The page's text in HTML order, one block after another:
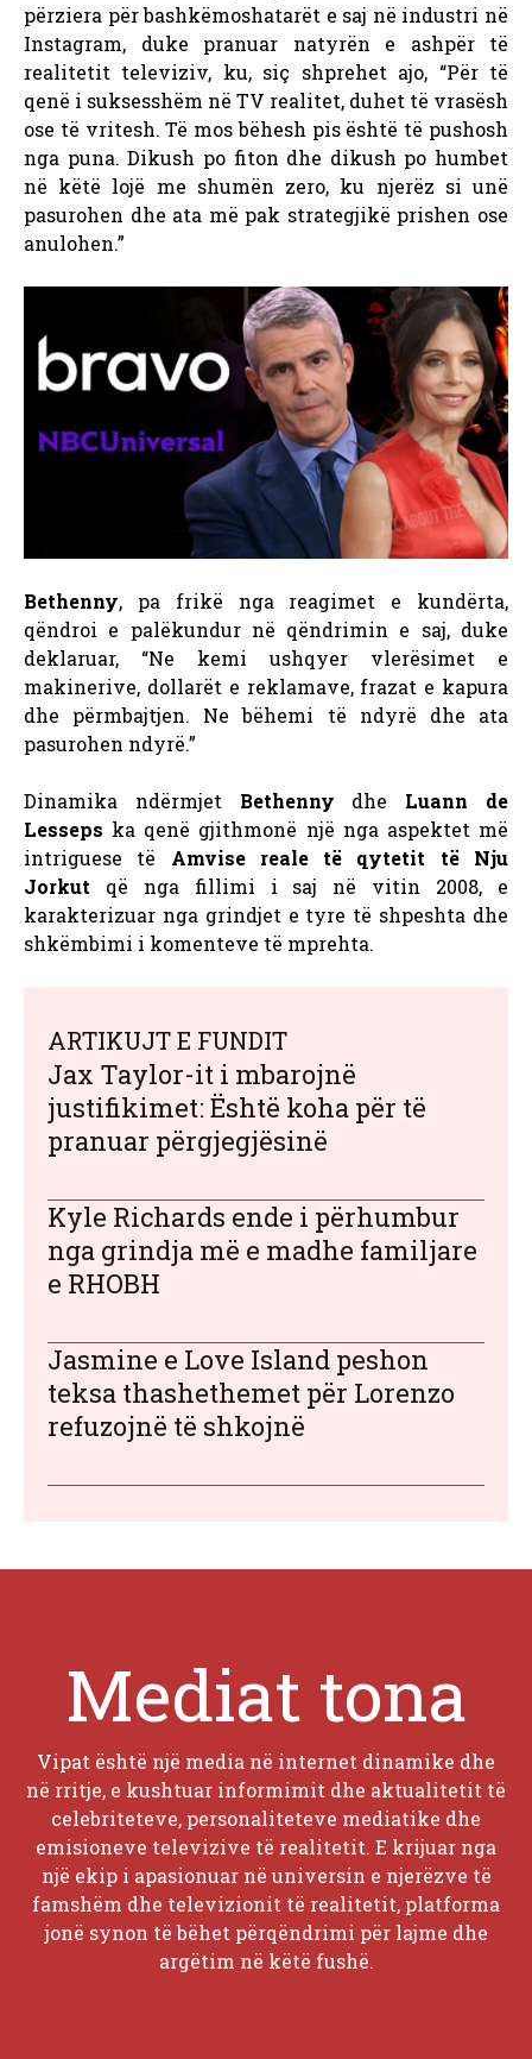
përziera për bashkëmoshatarët e saj në industri në
Instagram, duke pranuar natyrën e ashpër të
realitetit televiziv, ku, siç shprehet ajo, “Për të
qenë i suksesshëm në TV realitet, duhet të vrasësh
ose të vritesh. Të mos bëhesh pis është të pushosh
nga puna. Dikush po fiton dhe dikush po humbet
në këtë lojë me shumën zero, ku njerëz si unë
pasurohen dhe ata më pak strategjikë prishen ose
anulohen.”
Bethenny, pa frikë nga reagimet e kundërta,
qëndroi e palëkundur në qëndrimin e saj, duke
deklaruar, “Ne kemi ushqyer vlerësimet e
makinerive, dollarët e reklamave, frazat e kapura
dhe përmbajtjen. Ne bëhemi të ndyrë dhe ata
pasurohen ndyrë.”
Dinamika ndërmjet Bethenny dhe Luann de
Lesseps ka qenë gjithmonë një nga aspektet më
intriguese të Amvise reale të qytetit të Nju
Jorkut që nga fillimi i saj në vitin 2008, e
karakterizuar nga grindjet e tyre të shpeshta dhe
shkëmbimi i komenteve të mprehta.
ARTIKUJT E FUNDIT
Jax Taylor-it i mbarojnë
justifikimet: Është koha për të
pranuar përgjegjësinë
Kyle Richards ende i përhumbur
nga grindja më e madhe familjare
e RHOBH
Jasmine e Love Island peshon
teksa thashethemet për Lorenzo
refuzojnë të shkojnë
Mediat tona
Vipat është një media në internet dinamike dhe
në rritje, e kushtuar informimit dhe aktualitetit të
celebriteteve, personaliteteve mediatike dhe
emisioneve televizive të realitetit. E krijuar nga
një ekip i apasionuar në universin e njerëzve të
famshëm dhe televizionit të realitetit, platforma
jonë synon të bëhet përqëndrimi për lajme dhe
argëtim në këtë fushë.